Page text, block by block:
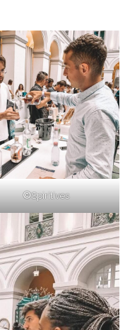
©Spiritives